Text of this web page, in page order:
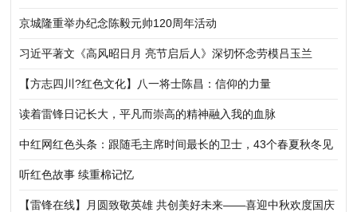
京城隆重举办纪念陈毅元帅120周年活动
习近平著文《高风昭日月 亮节启后人》深切怀念劳模吕玉兰
【方志四川?红色文化】八一将士陈昌：信仰的力量
读着雷锋日记长大，平凡而崇高的精神融入我的血脉
中红网红色头条：跟随毛主席时间最长的卫士，43个春夏秋冬见
证伟人的常人情怀
听红色故事 续重棉记忆
【雷锋在线】月圆致敬英雄 共创美好未来——喜迎中秋欢度国庆